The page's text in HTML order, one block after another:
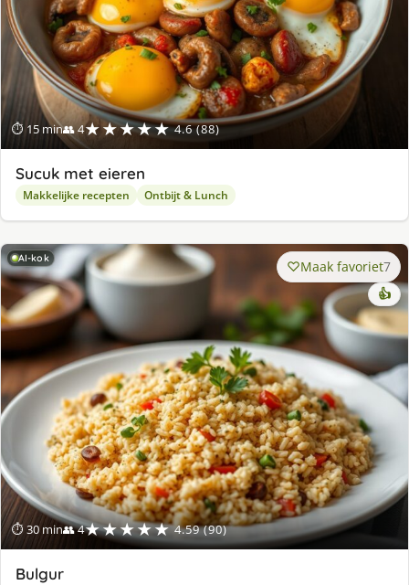
⏱ 15 min👥 4★★★★★ 4.6 (88)
Sucuk met eieren
Makkelijke recepten Ontbijt & Lunch
AI-kok
⏱ 30 min👥 4★★★★★ 4.59 (90)
Maak favoriet7
👍
Bulgur